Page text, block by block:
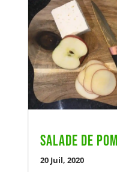
Salade de
20 Juil, 2020